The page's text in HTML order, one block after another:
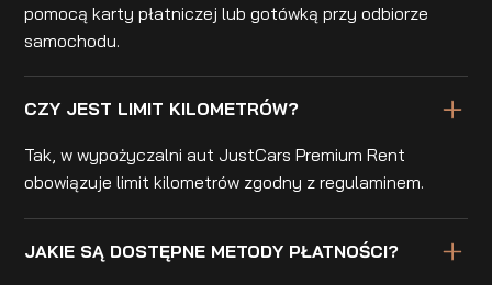
pomocą karty płatniczej lub gotówką przy odbiorze
samochodu.
CZY JEST LIMIT KILOMETRÓW?
Tak, w wypożyczalni aut JustCars Premium Rent
obowiązuje limit kilometrów zgodny z regulaminem.
JAKIE SĄ DOSTĘPNE METODY PŁATNOŚCI?